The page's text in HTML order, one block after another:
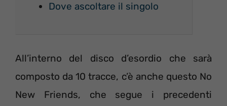
Dove ascoltare il singolo
All’interno del disco d’esordio che sarà
composto da 10 tracce, c’è anche questo No
New Friends, che segue i precedenti